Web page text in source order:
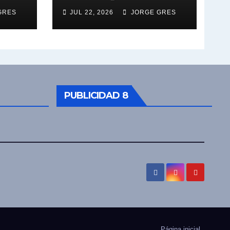
JUL 22, 2026 JORGE GRES
PUBLICIDAD 8